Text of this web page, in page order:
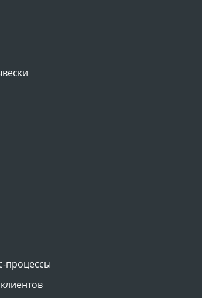
процессы